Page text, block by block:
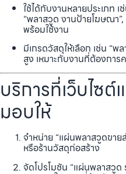
ใช้ได้กับงานหลายประเภท เ
“พลาสวูด งานป้ายโฆษณา
พร้อมใช้งาน
มีเกรดวัสดุให้เลือก เช่น “
สูง เหมาะกับงานที่ต้องกา
บริการที่เว็บไซ
มอบให้
จำหน่าย “แผ่นพลาสวูดขาย
หรือร้านวัสดุก่อสร้าง
จัดโปรโมชัน “แผ่นพลาสวู